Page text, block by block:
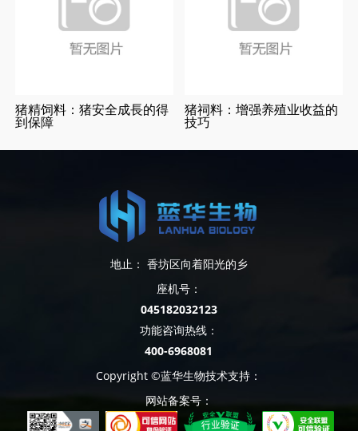
猪精饲料：猪安全成長的得
到保障
猪祠料：增强养殖业收益的
技巧
地止： 香坊区向着阳光的乡
座机号：
045182032123
功能咨询热线：
400-6968081
Copyright ©蓝华生物技术支持：
网站备案号：